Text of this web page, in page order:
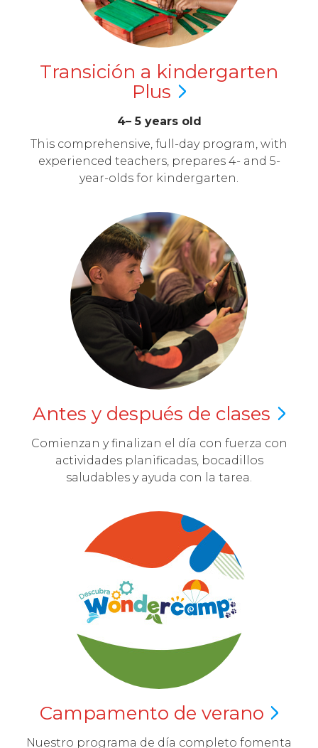
Transición a kindergarten
Plus
4– 5 years old
This comprehensive, full-day program, with
experienced teachers, prepares 4- and 5-
year-olds for kindergarten.
Antes y después de clases
Comienzan y finalizan el día con fuerza con
actividades planificadas, bocadillos
saludables y ayuda con la tarea.
Campamento de verano
Nuestro programa de día completo fomenta